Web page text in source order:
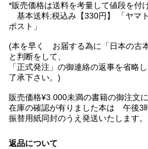
*販売価格は送料を考量して値段を付
基本送料;税込み【330円】 「ヤマ
ポスト」
(本を早く お届する為に「日本の古
と判断をして、
「正式発注」の御連絡の返事を省
了承下さい。)
販売価格¥3.000未満の書籍の御注文に
在庫の確認が有りました本は 午後3
振替用紙同封のうえ発送いたします。
返品について